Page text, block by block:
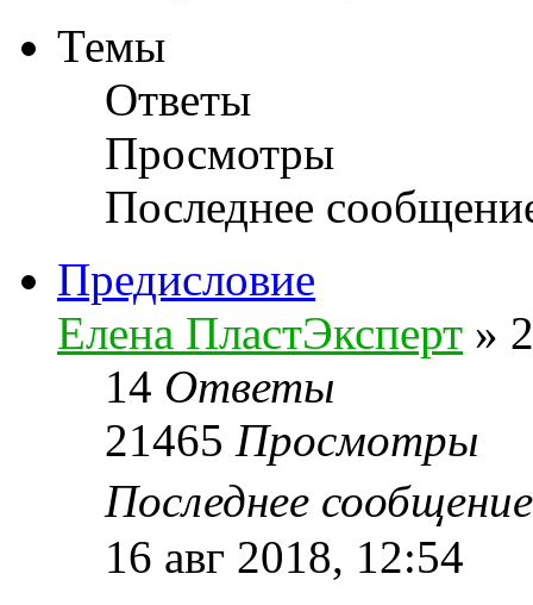
Темы
Ответы
Просмотры
Последнее
Предисловие
Елена ПластЭксперт »
14 Ответы
21465 Просмотры
Последнее
16 авг 2018, 12:54